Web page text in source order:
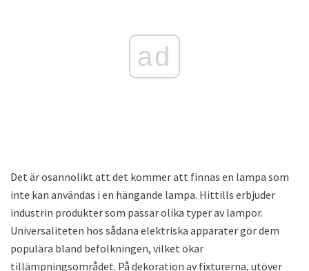
ad
Det är osannolikt att det kommer att finnas en lampa som
inte kan användas i en hängande lampa. Hittills erbjuder
industrin produkter som passar olika typer av lampor.
Universaliteten hos sådana elektriska apparater gör dem
populära bland befolkningen, vilket ökar
tillämpningsområdet. På dekoration av fixturerna, utöver